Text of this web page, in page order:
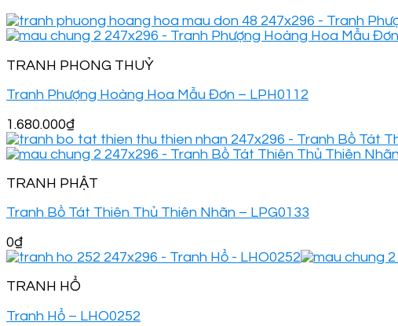
TRANH PHONG THUỶ
Tranh Phượng Hoàng Hoa Mẫu Đơn – LPH0112
1.680.000₫
TRANH PHẬT
Tranh Bồ Tát Thiên Thủ Thiên Nhãn – LPG0133
0₫
TRANH HỔ
Tranh Hổ – LHO0252